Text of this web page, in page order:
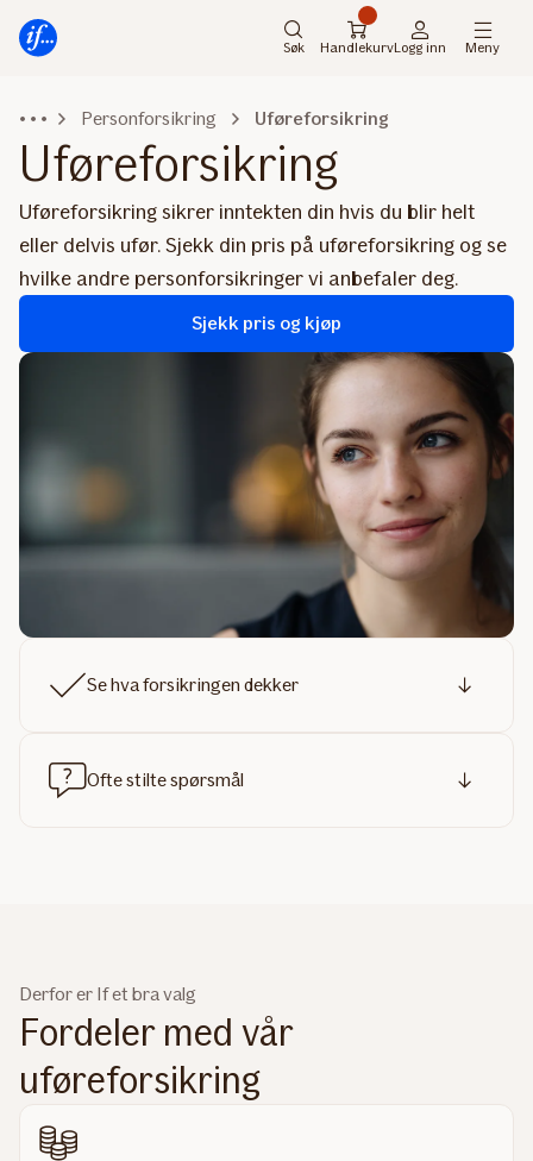
innhold
Søk HandlekurvLogg inn Meny
Personforsikring Uføreforsikring
Uføreforsikring
Uføreforsikring sikrer inntekten din hvis du blir helt
eller delvis ufør. Sjekk din pris på uføreforsikring og se
hvilke andre personforsikringer vi anbefaler deg.
Sjekk pris og kjøp
Se hva forsikringen dekker
Ofte stilte spørsmål
Derfor er If et bra valg
Fordeler med vår
uføreforsikring